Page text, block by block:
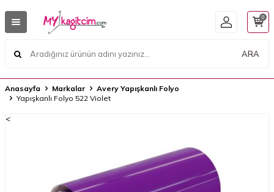
ARA
0
Anasayfa Markalar
Avery Yapışkanlı Folyo
Yapışkanlı Folyo 522 Violet
<